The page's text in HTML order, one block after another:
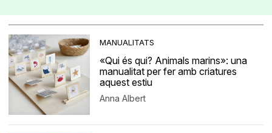
MANUALITATS
«Qui és qui? Animals marins»: una
manualitat per fer amb criatures
aquest estiu
Anna Albert